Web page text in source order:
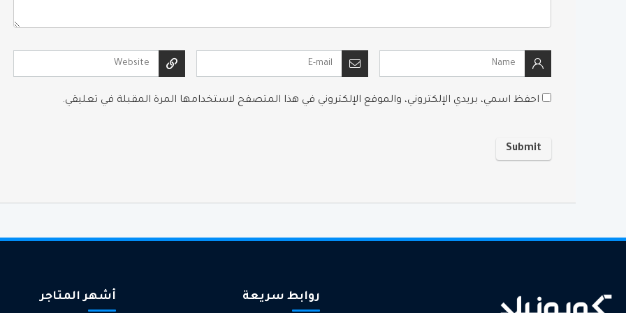
احفظ اسمي، بريدي الإلكتروني، والموقع الإلكتروني في هذا المتصفح لاستخدامها المرة المقبلة في تعليقي.
روابط سريعة أشهر المتاجر